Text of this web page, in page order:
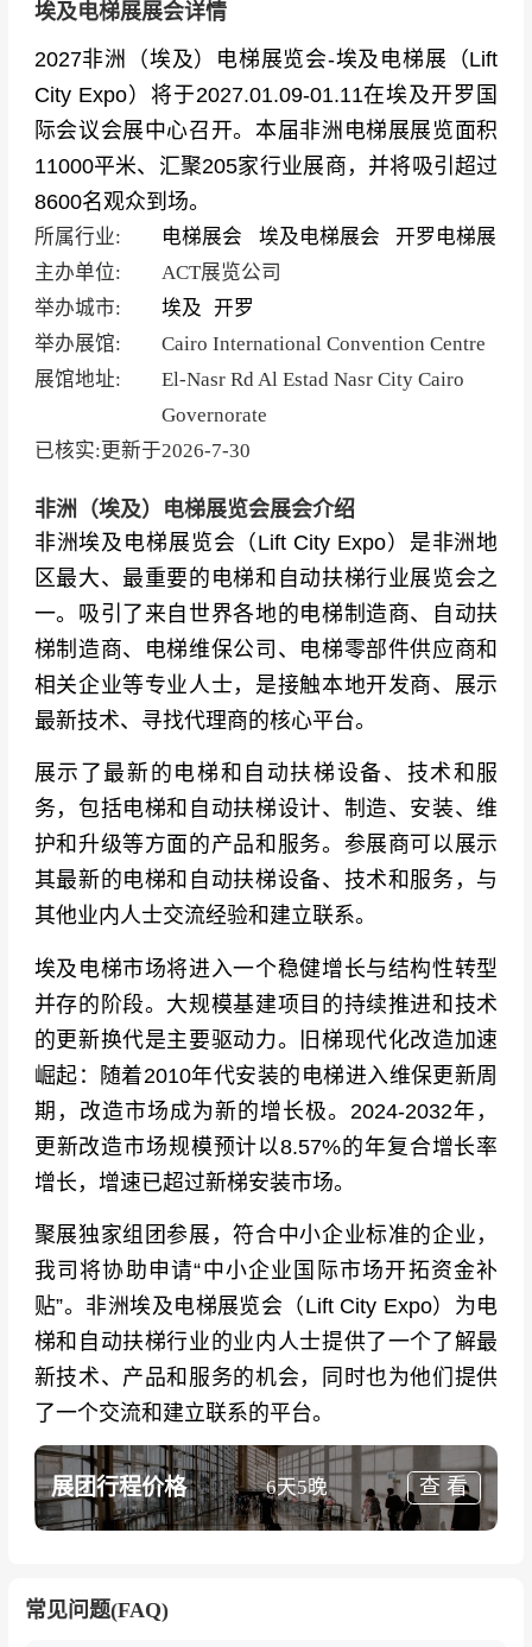
埃及电梯展展会详情
2027非洲（埃及）电梯展览会-埃及电梯展（Lift
City Expo）将于2027.01.09-01.11在埃及开罗国
际会议会展中心召开。本届非洲电梯展展览面积
11000平米、汇聚205家行业展商，并将吸引超过
8600名观众到场。
所属行业: 电梯展会 埃及电梯展会
开罗电梯展
主办单位:
ACT展览公司
举办城市:
埃及
开罗
举办展馆:
Cairo International Convention Centre
展馆地址:
El-Nasr Rd Al Estad Nasr City Cairo
Governorate
已核实:更新于2026-7-30
非洲（埃及）电梯展览会展会介绍
非洲埃及电梯展览会（Lift City Expo）是非洲地
区最大、最重要的电梯和自动扶梯行业展览会之
一。吸引了来自世界各地的电梯制造商、自动扶
梯制造商、电梯维保公司、电梯零部件供应商和
相关企业等专业人士，是接触本地开发商、展示
最新技术、寻找代理商的核心平台。
展示了最新的电梯和自动扶梯设备、技术和服
务，包括电梯和自动扶梯设计、制造、安装、维
护和升级等方面的产品和服务。参展商可以展示
其最新的电梯和自动扶梯设备、技术和服务，与
其他业内人士交流经验和建立联系。
埃及电梯市场将进入一个稳健增长与结构性转型
并存的阶段。大规模基建项目的持续推进和技术
的更新换代是主要驱动力。旧梯现代化改造加速
崛起：随着2010年代安装的电梯进入维保更新周
期，改造市场成为新的增长极。2024-2032年，
更新改造市场规模预计以8.57%的年复合增长率
增长，增速已超过新梯安装市场。
聚展独家组团参展，符合中小企业标准的企业，
我司将协助申请“中小企业国际市场开拓资金补
贴”。非洲埃及电梯展览会（Lift City Expo）为电
梯和自动扶梯行业的业内人士提供了一个了解最
新技术、产品和服务的机会，同时也为他们提供
了一个交流和建立联系的平台。﻿
展团行程价格 6天5晚 查 看
常见问题(FAQ)